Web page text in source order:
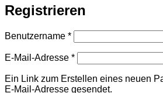
Registrieren
Benutzername *Erforderlich
E-Mail-Adresse *Erforderlich
Ein Link zum Erstellen eines neuen
E-Mail-Adresse gesendet.